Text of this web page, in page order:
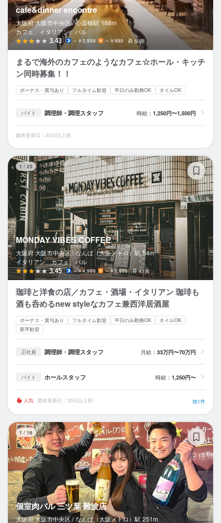
cafe&dinner encontre
大阪府 大阪市中央区 / 心斎橋駅 168m
カフェ、イタリアン、バル
3.43 ～￥3,999 ～￥999 50席
まるで海外のカフェのようなカフェ☆ホール・キッチ
ン同時募集！！
ボーナス・賞与あり フルタイム歓迎 平日のみ勤務OK ネイルOK
バイト 調理師・調理スタッフ 時給： 1,250円〜1,500円
最終更新日：30日以上前
1 / 25
MONDAY VIBES COFFEE
大阪府 大阪市中央区 / なんば（大阪メトロ）駅 54m
イタリアン、カフェ、バル
3.45 ～￥4,999 ～￥1,999 41席
珈琲と洋食の店／カフェ・酒場・イタリアン 珈琲も
酒も呑めるnew styleなカフェ兼西洋居酒屋
ボーナス・賞与あり フルタイム歓迎 平日のみ勤務OK
ネイルOK
新卒歓迎
正社員 調理師・調理スタッフ 月給： 33万円〜70万円
バイト ホールスタッフ 時給： 1,250円〜
人気 最終更新日：30日以上前 他1件
1 / 16
個室肉バル 三ツ葉 難波店
大阪府 大阪市中央区 / なんば（大阪メトロ） 駅 251m